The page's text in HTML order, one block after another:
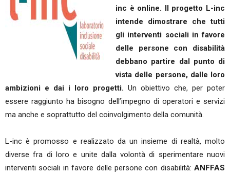
inc è online. Il progetto L-inc
intende dimostrare che tutti
gli interventi sociali in favore
delle persone con disabilità
debbano partire dal punto di
vista delle persone, dalle loro
ambizioni e dai i loro progetti. Un obiettivo che, per poter
essere raggiunto ha bisogno dell’impegno di operatori e servizi
ma anche e soprattutto del coinvolgimento della comunità.
L-inc è promosso e realizzato da un insieme di realtà, molto
diverse fra di loro e unite dalla volontà di sperimentare nuovi
interventi sociali in favore delle persone con disabilità: ANFFAS